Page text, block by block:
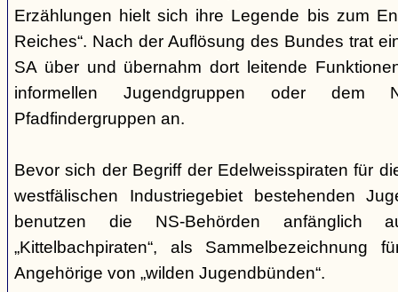
Erzählungen hielt sich ihre Legende bis zum
Reiches“. Nach der Auflösung des Bundes trat
SA über und übernahm dort leitende
informellen Jugendgruppen oder dem
Pfadfindergruppen an.
Bevor sich der Begriff der Edelweisspiraten für
westfälischen Industriegebiet bestehenden
benutzen die NS-Behörden anfänglich
„Kittelbachpiraten“, als Sammelbezeichnung
Angehörige von „wilden Jugendbünden“.